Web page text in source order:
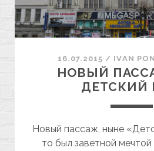
16.07.2015 / ІVAN
НОВЫЙ
ДЕТСКИЙ
Новый пассаж, ныне
то был заветной